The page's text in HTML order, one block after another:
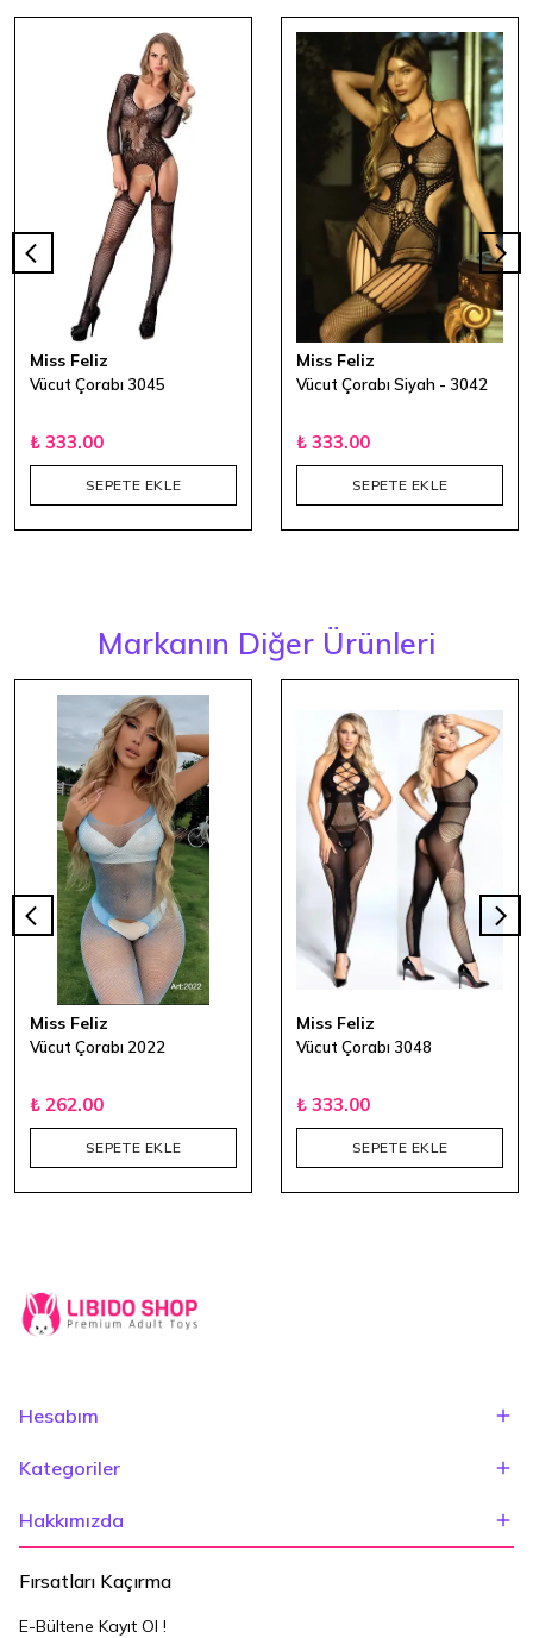
Miss Feliz
Vücut Çorabı 3045
₺ 333.00
SEPETE EKLE
Miss Feliz
Vücut Çorabı Siyah - 3042
₺ 333.00
SEPETE EKLE
Markanın Diğer Ürünleri
Miss Feliz
Vücut Çorabı 2022
₺ 262.00
SEPETE EKLE
Miss Feliz
Vücut Çorabı 3048
₺ 333.00
SEPETE EKLE
Hesabım
Kategoriler
Hakkımızda
Fırsatları Kaçırma
E-Bültene Kayıt Ol !